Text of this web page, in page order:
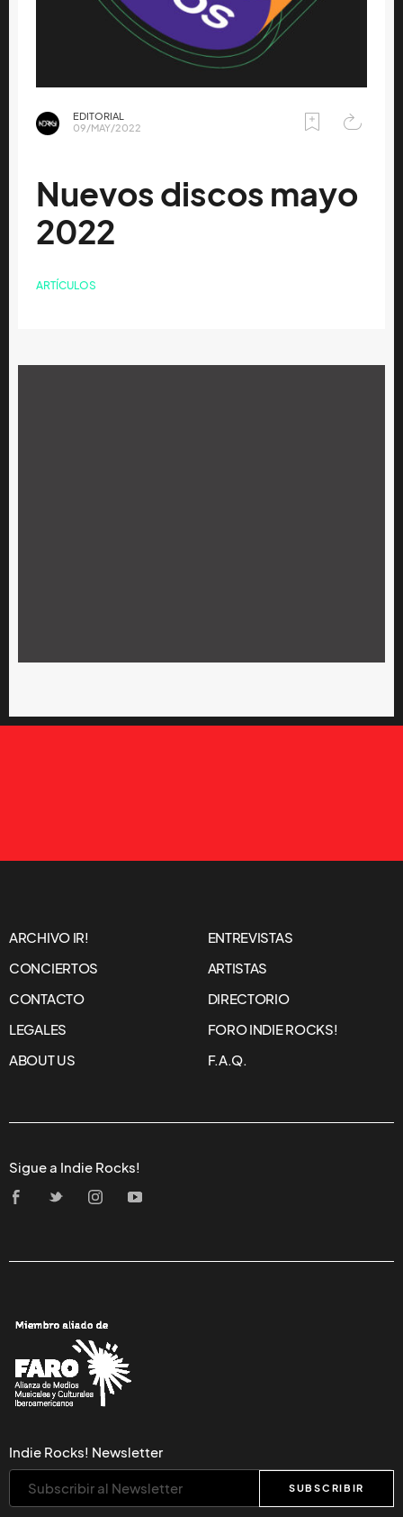
EDITORIAL
09/MAY/2022
Nuevos discos mayo
2022
ARTÍCULOS
ARCHIVO IR!
ENTREVISTAS
CONCIERTOS
ARTISTAS
CONTACTO
DIRECTORIO
LEGALES
FORO INDIE ROCKS!
ABOUT US
F.A.Q.
Sigue a Indie Rocks!
Indie Rocks! Newsletter